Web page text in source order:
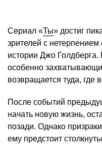
Сериал «Ты» достиг
зрителей с
истории Джо
особенно
возвращается туда, где
После событий
начать новую жизнь,
позади. Однако
ему предстоит